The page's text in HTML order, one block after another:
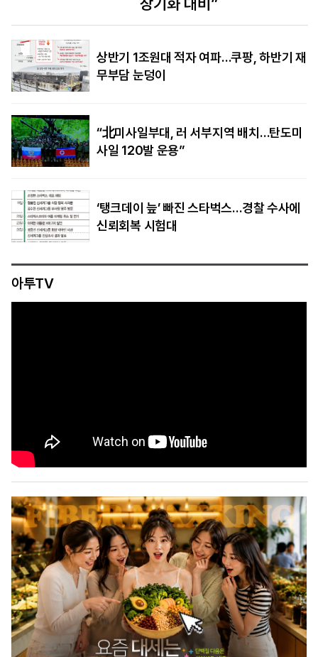
상반기 1조원대 적자 여파…쿠팡, 하반기 재
무부담 눈덩이
“北미사일부대, 러 서부지역 배치…탄도미
사일 120발 운용”
‘탱크데이 늪’ 빠진 스타벅스…경찰 수사에
신뢰회복 시험대
아투TV